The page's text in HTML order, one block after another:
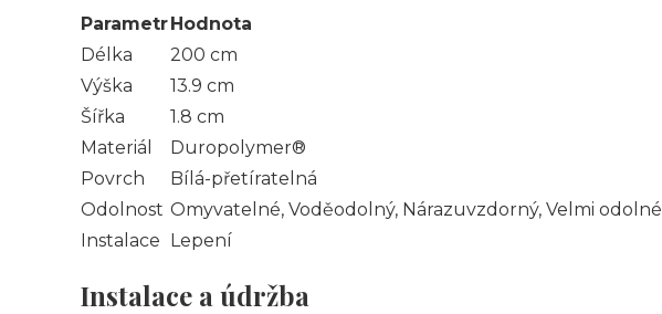
ParametrHodnota
Délka
200 cm
Výška
13.9 cm
Šířka
1.8 cm
Materiál
Duropolymer®
Povrch
Bílá-přetíratelná
Odolnost Omyvatelné, Voděodolný, Nárazuvzdorný, Velmi odolné
Instalace Lepení
Instalace a údržba